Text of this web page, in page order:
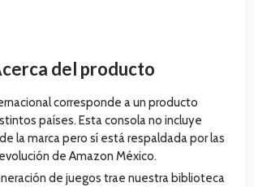
del producto
corresponde a un producto
países. Esta consola no incluye
la marca pero sí está respaldada por las
de Amazon México.
de juegos trae nuestra biblioteca